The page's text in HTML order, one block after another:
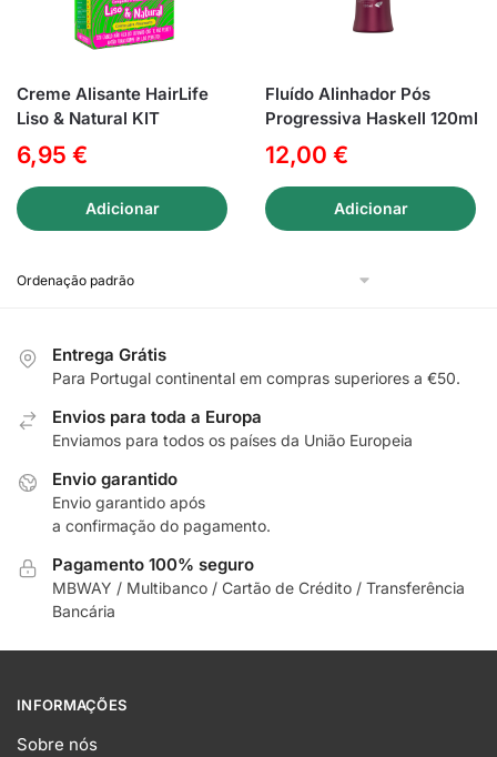
Creme Alisante HairLife
Liso & Natural KIT
6,95 €
Adicionar
Fluído Alinhador Pós
Progressiva Haskell 120ml
12,00 €
Adicionar
Entrega Grátis
Para Portugal continental em compras superiores a €50.
Envios para toda a Europa
Enviamos para todos os países da União Europeia
Envio garantido
Envio garantido após
a confirmação do pagamento.
Pagamento 100% seguro
MBWAY / Multibanco / Cartão de Crédito / Transferência
Bancária
INFORMAÇÕES
Sobre nós